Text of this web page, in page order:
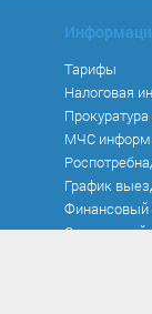
Тарифы
Налоговая
МЧС
График
Финансовый
Социальный